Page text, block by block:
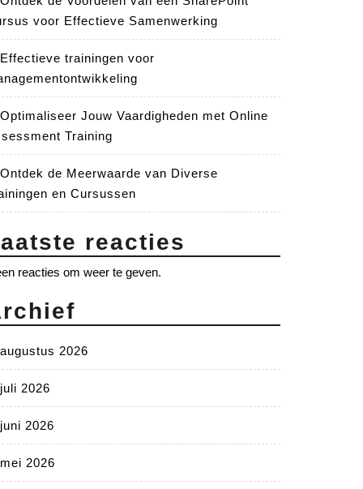
voor Effectieve Samenwerking
Effectieve trainingen voor
Optimaliseer Jouw Vaardigheden met Online
Training
Ontdek de Meerwaarde van Diverse
en Cursussen
reacties
reacties om weer te geven.
augustus 2026
juli 2026
juni 2026
mei 2026